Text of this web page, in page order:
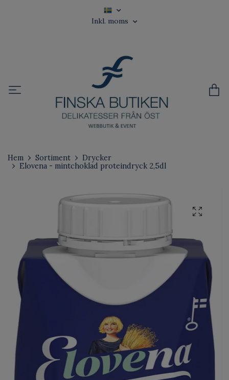
Inkl. moms
Hem Sortiment
Drycker
Elovena - mintchoklad proteindryck 2,5dl